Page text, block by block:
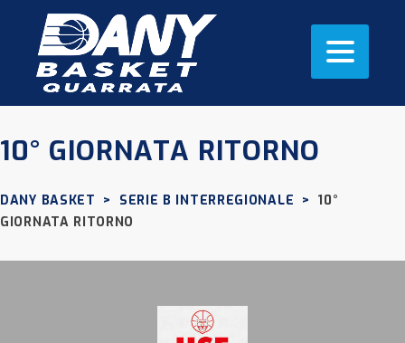
10° GIORNATA RITORNO
DANY BASKET > SERIE B INTERREGIONALE > 10°
GIORNATA RITORNO